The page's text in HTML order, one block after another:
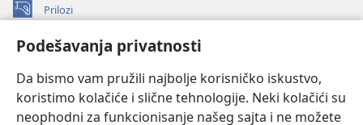
Podešavanja privatnosti
Da bismo vam pružili najbolje korisničko iskustvo,
koristimo kolačiće i slične tehnologije. Neki kolačići su
neophodni za funkcionisanje našeg sajta i ne možete
Prilozi
(otvara
prozor)ONLAJN BIBLIOTEKA Watchtower
novi
prozor)JW Hub®
(otvara
novi